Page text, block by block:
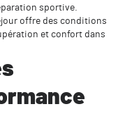
sportive.
offre des conditions
et confort dans